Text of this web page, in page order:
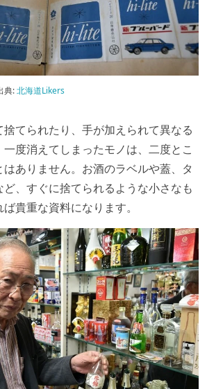
典:北海道Likers
てられたり、手が加えられて異なる
度消えてしまったモノは、二度とこ
ありません。お酒のラベルや蓋、タ
、すぐに捨てられるような小さなも
貴重な資料になります。